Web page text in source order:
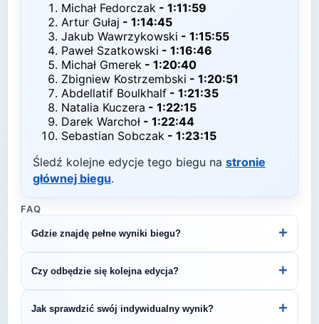
Michał Fedorczak - 1:11:59
Artur Gułaj - 1:14:45
Jakub Wawrzykowski - 1:15:55
Paweł Szatkowski - 1:16:46
Michał Gmerek - 1:20:40
Zbigniew Kostrzembski - 1:20:51
Abdellatif Boulkhalf - 1:21:35
Natalia Kuczera - 1:22:15
Darek Warchoł - 1:22:44
Sebastian Sobczak - 1:23:15
Śledź kolejne edycje tego biegu na stronie
głównej biegu.
FAQ
Gdzie znajdę pełne wyniki biegu? +
organizatora.
Czy odbędzie się kolejna edycja? +
Śledź stronę organizatora lub ZawodyBiegowe.pl,
Jak sprawdzić swój indywidualny wynik? +